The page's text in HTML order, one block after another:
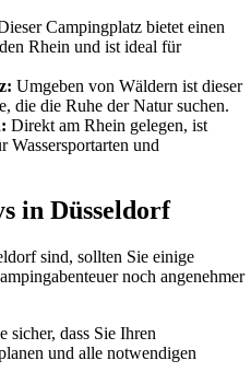
Campingplatz bietet einen
Rhein und ist ideal für
Umgeben von Wäldern ist dieser
die die Ruhe der Natur suchen.
Direkt am Rhein gelegen, ist
Wassersportarten und
in Düsseldorf
sind, sollten Sie einige
noch angenehmer
sicher, dass Sie Ihren
und alle notwendigen